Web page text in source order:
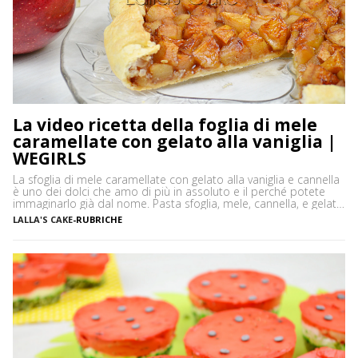
La video ricetta della foglia di mele
caramellate con gelato alla vaniglia |
WEGIRLS
La sfoglia di mele caramellate con gelato alla vaniglia e cannella
è uno dei dolci che amo di più in assoluto e il perché potete
immaginarlo già dal nome. Pasta sfoglia, mele, cannella, e gelato
alla vaniglia, sono gli ingredienti che danno a questo dolce un
gusto assolutamente delicato ma al tempo stesso intenso. Un
LALLA'S CAKE-RUBRICHE